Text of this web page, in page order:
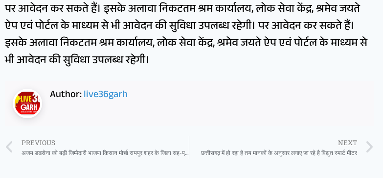
पर आवेदन कर सकते हैं। इसके अलावा निकटतम श्रम कार्यालय, लोक सेवा केंद्र, श्रमेव जयते
ऐप एवं पोर्टल के माध्यम से भी आवेदन की सुविधा उपलब्ध रहेगी। पर आवेदन कर सकते हैं।
इसके अलावा निकटतम श्रम कार्यालय, लोक सेवा केंद्र, श्रमेव जयते ऐप एवं पोर्टल के माध्यम से
भी आवेदन की सुविधा उपलब्ध रहेगी।
Author:live36garh
PREVIOUS
अजय डडसेना को बड़ी जिम्मेदारी भाजपा किसान मोर्चा रायपुर शहर के जिला सह-प्रभारी नियुक्त
NEXT
छत्तीसगढ़ में हो रहा है तय मानकों के अनुसार लगाए जा रहे है विद्युत स्मार्ट मीटर